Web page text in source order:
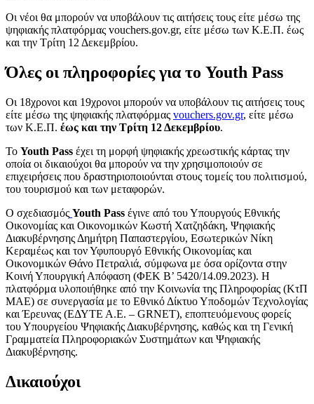
Οι νέοι θα μπορούν να υποβάλουν τις αιτήσεις τους είτε μέσω της
ψηφιακής πλατφόρμας vouchers.gov.gr, είτε μέσω των Κ.Ε.Π. έως
και την Τρίτη 12 Δεκεμβρίου.
Όλες οι πληροφορίες για το Youth Pass
Οι 18χρονοι και 19χρονοι μπορούν να υποβάλουν τις αιτήσεις τους
είτε μέσω της ψηφιακής πλατφόρμας vouchers.gov.gr, είτε μέσω
των Κ.Ε.Π. έως και την Τρίτη 12 Δεκεμβρίου.
Το Youth Pass έχει τη μορφή ψηφιακής χρεωστικής κάρτας την
οποία οι δικαιούχοι θα μπορούν να την χρησιμοποιούν σε
επιχειρήσεις που δραστηριοποιούνται στους τομείς του πολιτισμού,
του τουρισμού και των μεταφορών.
Ο σχεδιασμός Youth Pass έγινε από του Υπουργούς Εθνικής
Οικονομίας και Οικονομικών Κωστή Χατζηδάκη, Ψηφιακής
Διακυβέρνησης Δημήτρη Παπαστεργίου, Εσωτερικών Νίκη
Κεραμέως και τον Υφυπουργό Εθνικής Οικονομίας και
Οικονομικών Θάνο Πετραλιά, σύμφωνα με όσα ορίζοντα στην
Κοινή Υπουργική Απόφαση (ΦΕΚ Β’ 5420/14.09.2023). Η
πλατφόρμα υλοποιήθηκε από την Κοινωνία της Πληροφορίας (ΚτΠ
ΜΑΕ) σε συνεργασία με το Εθνικό Δίκτυο Υποδομών Τεχνολογίας
και Έρευνας (ΕΔΥΤΕ Α.Ε. – GRNET), εποπτευόμενους φορείς
του Υπουργείου Ψηφιακής Διακυβέρνησης, καθώς και τη Γενική
Γραμματεία Πληροφοριακών Συστημάτων και Ψηφιακής
Διακυβέρνησης.
Δικαιούχοι